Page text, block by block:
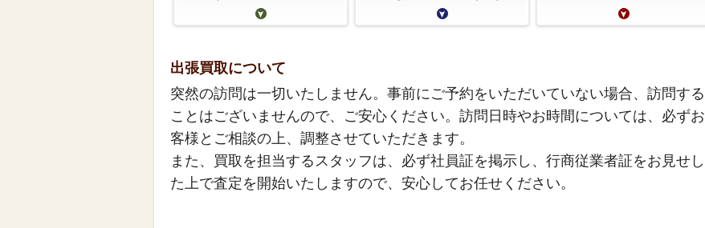
出張買取について
突然の訪問は一切いたしません。事前にご予約をいただいていない場合、訪問する
ことはございませんので、ご安心ください。訪問日時やお時間については、必ずお
客様とご相談の上、調整させていただきます。
また、買取を担当するスタッフは、必ず社員証を掲示し、行商従業者証をお見せし
た上で査定を開始いたしますので、安心してお任せください。